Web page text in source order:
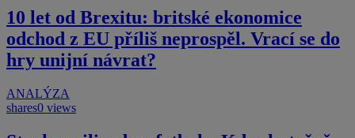
10 let od Brexitu: britské ekonomice
odchod z EU příliš neprospěl. Vrací se do
hry unijní návrat?
ANALÝZA
shares0 views